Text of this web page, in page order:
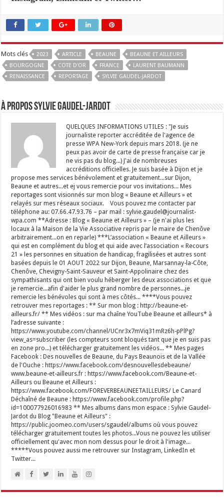
Mots clés 2023 ARTICLE BEAUNE
BEAUNE ET AILLEURS
BOURGOGNE
COTE D'OR FRANCE
LAURENT BAUMANN
RENAISSANCE
REPORTAGE SYLVIE GAUDEL-JARDOT
À propos Sylvie GAUDEL-JARDOT
QUELQUES INFORMATIONS UTILES : "Je suis
journaliste reporter accréditée de l'agence de
presse WPA New-York depuis mars 2018. (je ne
peux pas avoir de carte de presse française car je
ne vis pas du blog...) J'ai de nombreuses
accréditions officielles. Je suis basée à Dijon et je
propose mes services bénévolement et gratuitement...sur Dijon,
Beaune et autres...et ej vous remercie pour vos invitations... Mes
reportages sont visionnés sur mon blog « Beaune et Ailleurs » et
relayés sur mes réseaux sociaux. Vous pouvez me contacter par
téléphone au: 07.66.47.93.76 – par mail : sylvie.gaudel@journalist-
wpa.com **Adresse : Blog « Beaune et Ailleurs » – (je n'ai plus les
locaux à la Maison de la Vie Associative repris par le maire de Chenôve
arbitrairement...on en reparle) ***L’association « Beaune et Ailleurs »
qui est en complément du blog et qui aide avec l’association « Recours
21 » les personnes en situation de handicap, fragilisées et autres sont
basées depuis le 01 AOUT 2022 sur Dijon, Beaune, Marsannay-la-Côte,
Chenôve, Chevigny-Saint-Sauveur et Saint-Appolinaire chez des
sympathisants qui ont bien voulu héberger les deux associations et que
je remercie...afin d'aider le plus grand nombre de personnes...je
remercie les bénévoles qui sont à mes côtés... ****Vous pouvez
retrouver mes reportages : ** Sur mon blog : http://beaune-et-
ailleurs.fr/ ** Mes vidéos : sur ma chaîne YouTube Beaune et ailleurs* à
l’adresse suivante :
https://www.youtube.com/channel/UCnr3x7mViq31mRz6h-pPlPg?
view_as=subscriber (les compteurs sont bloqués tant que je en suis pas
en zone pro...) et télécharger gratuitement les vidéos... ** Mes pages
Facebook : Des nouvelles de Beaune, du Pays Beaunois et de la Vallée
de l'Ouche : https://www.facebook.com/desnouvellesdebeaune/
www.beaune-et-ailleurs.fr : https://www.facebook.com/Beaune-et-
Ailleurs ou Beaune et Ailleurs :
https://www.facebook.com/FOREVERBEAUNEETAILLEURS/ Le Canard
Déchaîné de Beaune : https://www.facebook.com/profile.php?
id=100077926016983 ** Mes albums dans mon espace : Sylvie Gaudel-
Jardot du Blog "Beaune et Ailleurs" :
https://public.joomeo.com/users/sgaudel/albums où vous pouvez
télécharger gratuitement toutes les photos...Vous ne pouvez les utiliser
officiellement qu'avec mon nom dessus pour le droit à l'image...
*****Vous pouvez aussi me retrouver sur Instagram, LinkedIn et
Twitter...